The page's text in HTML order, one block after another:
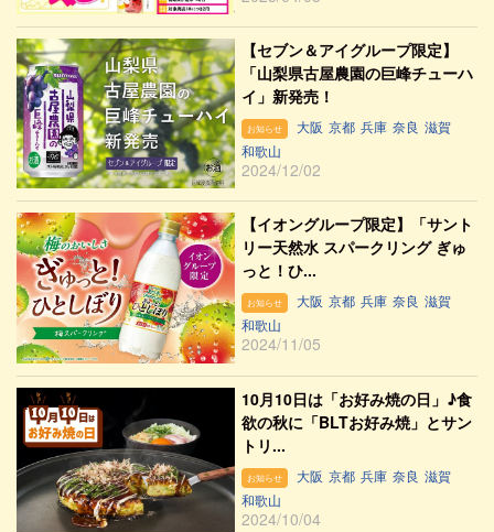
【セブン＆アイグループ限定】
「山梨県古屋農園の巨峰チューハ
イ」新発売！
お知らせ 大阪 京都 兵庫 奈良 滋賀
和歌山
2024/12/02
【イオングループ限定】「サント
リー天然水 スパークリング ぎゅ
っと！ひ...
お知らせ 大阪 京都 兵庫 奈良 滋賀
和歌山
2024/11/05
10月10日は「お好み焼の日」♪食
欲の秋に「BLTお好み焼」とサン
トリ...
お知らせ 大阪 京都 兵庫 奈良 滋賀
和歌山
2024/10/04